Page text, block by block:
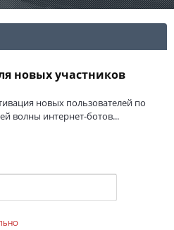
новых участников
новых пользователей по
волны интернет-ботов...